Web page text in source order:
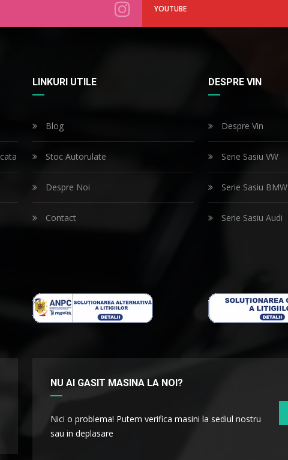
YOUTUBE
LINKURI UTILE
Blog
Stoc Autorulate
Despre Noi
Contact
DESPRE VIN
Despre Vin
Serie Sasiu VW
Serie Sasiu BMW
Serie Sasiu Audi
NU AI GASIT MASINA LA NOI?
Nici o problema! Putem verifica masini la sediul nostru
sau in deplasare